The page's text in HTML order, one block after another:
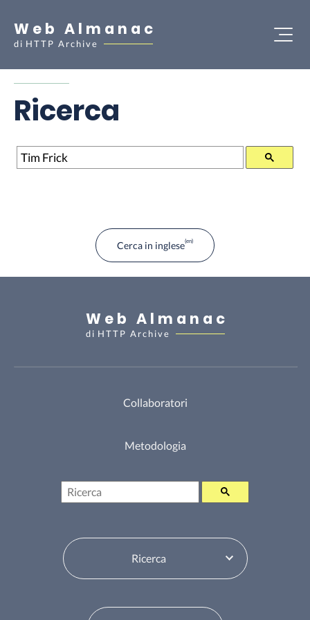
Web Almanac
di HTTP Archive
Ricerca
Ricerca
Cerca in inglese
Web Almanac
di HTTP Archive
Collaboratori
Metodologia
Ricerca
Seleziona sommario